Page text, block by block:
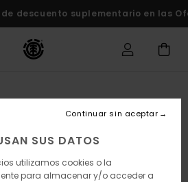
descuento suplementario en las
SUS DATOS
utilizamos cookies o la
para almacenar y/o acceder a
Continuar sin aceptar